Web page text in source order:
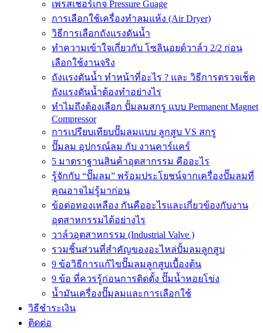
เพรสเชอร์เกจ Pressure Guage
การเลือกใช้เครื่องทำลมแห้ง (Air Dryer)
วิธีการเลือกถังแรงดันน้ำ
ทำความเข้าใจเกี่ยวกับ โซลินอยด์วาล์ว 2/2 ก่อน
เลือกใช้งานจริง
ถังแรงดันน้ำ ทำหน้าที่อะไร ? และ วิธีการตรวจเช็ค
ถังแรงดันน้ำต้องทำอย่างไร
ทำไมถึงต้องเลือก ปั้มลมสกรู แบบ Permanent Magnet
Compressor
การเปรียบเทียบปั๊มลมแบบ ลูกสูบ VS สกรู
ปั๊มลม อุปกรณ์ลม กับ งานคาร์แคร์
5 มาตราฐานสินค้าอุตสากรรม คืออะไร
รู้จักกับ “ปั๊มลม” พร้อมประโยชน์จากเครื่องปั๊มลมที่
คุณอาจไม่รู้มาก่อน
ข้อต่อทองเหลือง กันคืออะไรและเกี่ยวข้องกับงาน
อุตสาหกรรมได้อย่างไร
วาล์วอุตสาหกรรม (Industrial Valve )
รวมชิ้นส่วนที่สำคัญของอะไหล่ปั้มลมลูกสูบ
9 ข้อวิธีการแก้ไขปั๊มลมลูกสูบเบื้องต้น
9 ข้อ ที่ควรรู้ก่อนการติดตั้ง ปั๊มน้ำหอยโข่ง
น้ำมันเครื่องปั๊มลมและการเลือกใช้
วิธีชำระเงิน
ติดต่อ